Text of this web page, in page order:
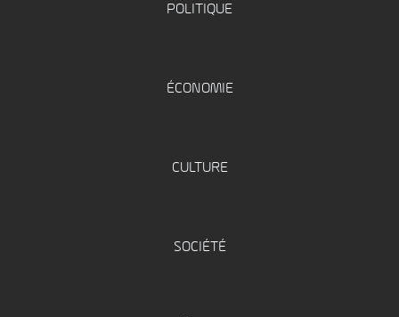
POLITIQUE
ÉCONOMIE
CULTURE
SOCIÉTÉ